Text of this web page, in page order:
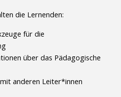
die Lernenden:
für die
über das Pädagogische
anderen Leiter*innen